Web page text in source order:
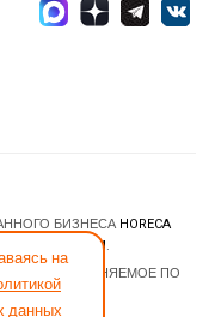
на
данных
БИЗНЕСА HORECA
JOOMLART.COM.
РАСПРОСТРАНЯЕМОЕ ПО